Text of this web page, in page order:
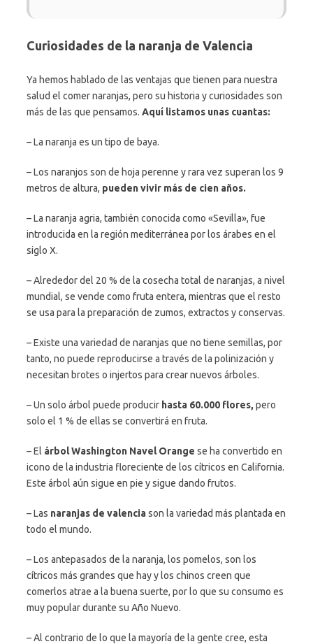
Curiosidades de la naranja de Valencia
Ya hemos hablado de las ventajas que tienen para nuestra
salud el comer naranjas, pero su historia y curiosidades son
más de las que pensamos. Aquí listamos unas cuantas:
– La naranja es un tipo de baya.
– Los naranjos son de hoja perenne y rara vez superan los 9
metros de altura, pueden vivir más de cien años.
– La naranja agria, también conocida como «Sevilla», fue
introducida en la región mediterránea por los árabes en el
siglo X.
– Alrededor del 20 % de la cosecha total de naranjas, a nivel
mundial, se vende como fruta entera, mientras que el resto
se usa para la preparación de zumos, extractos y conservas.
– Existe una variedad de naranjas que no tiene semillas, por
tanto, no puede reproducirse a través de la polinización y
necesitan brotes o injertos para crear nuevos árboles.
– Un solo árbol puede producir hasta 60.000 flores, pero
solo el 1 % de ellas se convertirá en fruta.
– El árbol Washington Navel Orange se ha convertido en
icono de la industria floreciente de los cítricos en California.
Este árbol aún sigue en pie y sigue dando frutos.
– Las naranjas de valenciason la variedad más plantada en
todo el mundo.
– Los antepasados de la naranja, los pomelos, son los
cítricos más grandes que hay y los chinos creen que
comerlos atrae a la buena suerte, por lo que su consumo es
muy popular durante su Año Nuevo.
– Al contrario de lo que la mayoría de la gente cree, esta